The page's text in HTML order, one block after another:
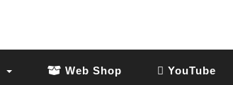
Web Shop YouTube